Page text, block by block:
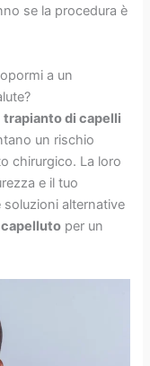
se la procedura è
a un
trapianto di capelli
un rischio
chirurgico. La loro
e il tuo
alternative
per un